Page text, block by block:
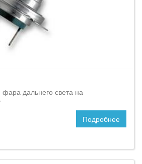
дальнего света на
Подробнее